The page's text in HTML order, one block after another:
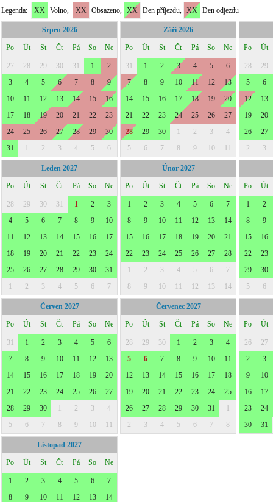
Legenda: XX Volno, XX Obsazeno, XX Den příjezdu, XX Den odjezdu
Srpen 2026
Po Út St Čt Pá So Ne
27 28 29 30 31 1
2
3
4 5 6 7 8
9
10
11 12 13 14 15
16
17
18 19 20 21 22
23
24
25 26 27 28 29
30
31
1 2 3 4 5 6
Září 2026
Po Út St Čt Pá So Ne
31 1 2 3 4 5
6
7
8 9 10 11 12
13
14
15 16 17 18 19
20
21
22 23 24 25 26
27
28
29 30 1 2 3
4
5
6 7 8 9 10 11
Po Út
28
29
5
6
12
13
19
20
26
27
2
3
Leden 2027
Po Út St Čt Pá So Ne
28 29 30 31 1 2
3
4
5 6 7 8 9
10
11
12 13 14 15 16
17
18
19 20 21 22 23
24
25
26 27 28 29 30
31
1
2 3 4 5 6 7
Únor 2027
Po Út St Čt Pá So Ne
1 2 3 4 5 6
7
8
9 10 11 12 13
14
15
16 17 18 19 20
21
22
23 24 25 26 27
28
1
2 3 4 5 6
7
8
9 10 11 12 13 14
Po Út
1
2
8
9
15
16
22
23
29
30
5
6
Červen 2027
Po Út St Čt Pá So Ne
31 1 2 3 4 5
6
7
8 9 10 11 12
13
14
15 16 17 18 19
20
21
22 23 24 25 26
27
28
29 30 1 2 3
4
5
6 7 8 9 10 11
Červenec 2027
Po Út St Čt Pá So Ne
28 29 30 1 2 3
4
5
6 7 8 9 10
11
12
13 14 15 16 17
18
19
20 21 22 23 24
25
26
27 28 29 30 31
1
2
3 4 5 6 7 8
Po Út
26
27
2
3
9
10
16
17
23
24
30
31
Listopad 2027
Po Út St Čt Pá So Ne
1 2 3 4 5 6
7
8
9 10 11 12 13
14